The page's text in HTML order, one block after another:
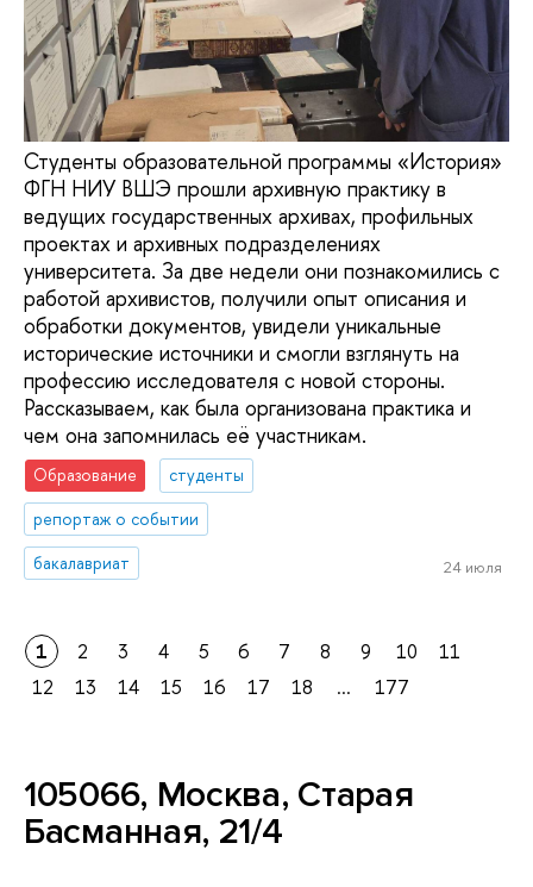
Студенты образовательной программы «История»
ФГН НИУ ВШЭ прошли архивную практику в
ведущих государственных архивах, профильных
проектах и архивных подразделениях
университета. За две недели они познакомились с
работой архивистов, получили опыт описания и
обработки документов, увидели уникальные
исторические источники и смогли взглянуть на
профессию исследователя с новой стороны.
Рассказываем, как была организована практика и
чем она запомнилась её участникам.
Образование
студенты
репортаж о событии
бакалавриат
24 июля
1 2 3 4 5 6 7 8 9 10
11
12
13 14 15 16 17 18 ... 177
105066, Москва, Старая
Басманная, 21/4